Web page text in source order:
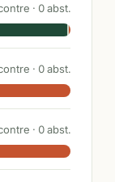
· 0abst.
· 0abst.
· 0abst.